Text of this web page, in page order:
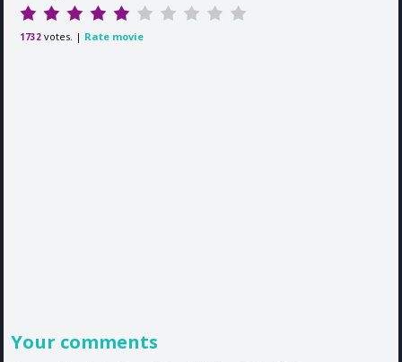
1732 votes. | Rate movie
Your comments